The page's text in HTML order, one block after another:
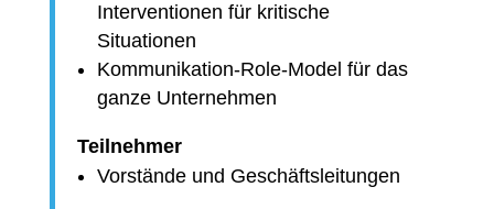
Interventionen für kritische
Situationen
Kommunikation-Role-Model für das
ganze Unternehmen
Teilnehmer
Vorstände und Geschäftsleitungen